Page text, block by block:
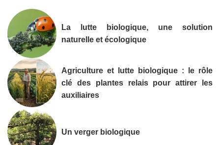
La lutte biologique, une solution
naturelle et écologique
Agriculture et lutte biologique : le rôle
clé des plantes relais pour attirer les
auxiliaires
Un verger biologique